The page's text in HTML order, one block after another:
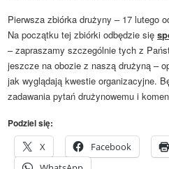
Pierwsza zbiórka drużyny – 17 lutego
Na początku tej zbiórki odbędzie się
– zapraszamy szczególnie tych z
jeszcze na obozie z naszą drużyną –
jak wyglądają kwestie organizacyjne.
zadawania pytań drużynowemu i
Podziel się:
X
Facebook